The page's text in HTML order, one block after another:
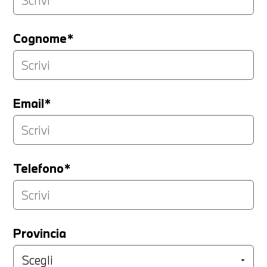
Cognome*
Email*
Telefono*
Provincia